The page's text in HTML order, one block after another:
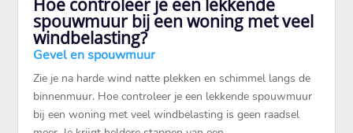
Hoe controleer je een lekkende
spouwmuur bij een woning met veel
windbelasting?
Gevel en spouwmuur
Zie je na harde wind natte plekken en schimmel langs de
binnenmuur.​ Hoe controleer je een lekkende spouwmuur
bij een woning met veel windbelasting is geen raadsel